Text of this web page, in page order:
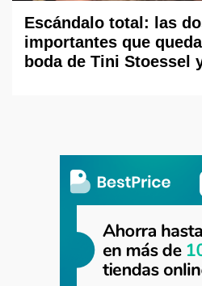
Escándalo total: las
importantes que
boda de Tini Stoessel